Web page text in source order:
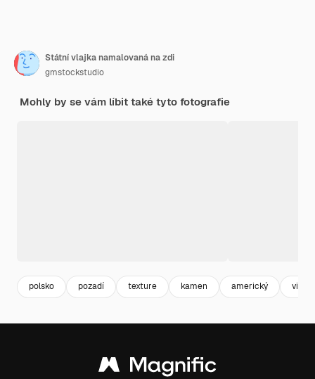
Státní vlajka namalovaná na zdi
gmstockstudio
Mohly by se vám líbit také tyto fotografie
polsko pozadí texture kamen americký